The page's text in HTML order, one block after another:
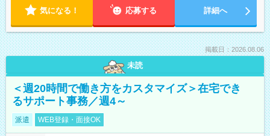
気になる！ 応募する 詳細へ
掲載日：2026.08.06
未読
＜週20時間で働き方をカスタマイズ＞在宅でき
るサポート事務／週4～
派遣 WEB登録・面接OK